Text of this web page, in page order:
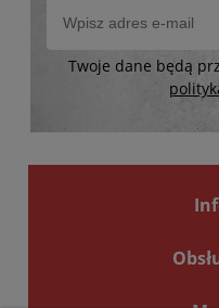
Twoje dane będą